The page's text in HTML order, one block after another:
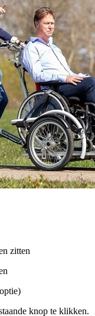
zitten
knop te klikken.